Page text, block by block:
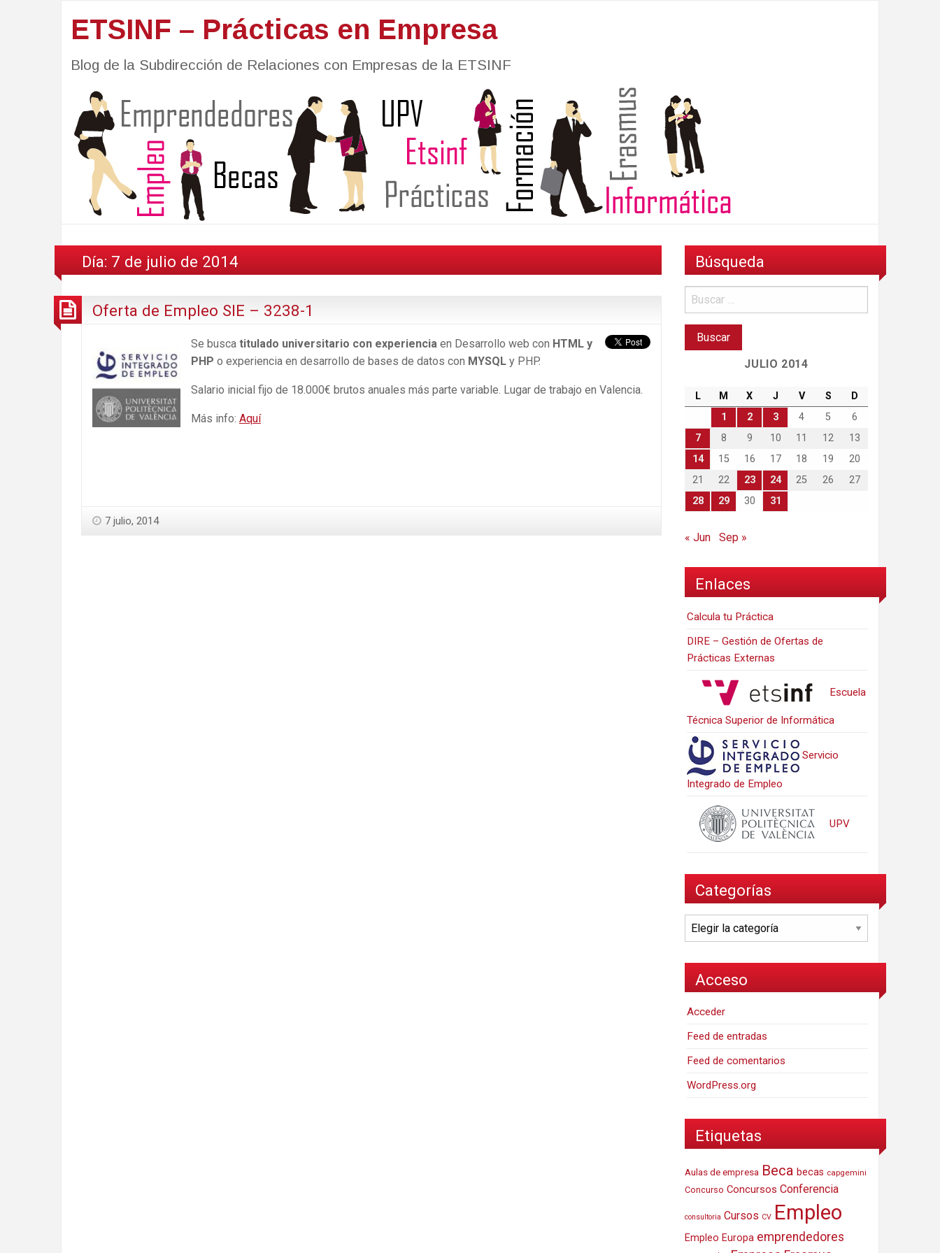
ETSINF – Prácticas en Empresa
Blog de la Subdirección de Relaciones con Empresas de la ETSINF
Día: 7 de julio de 2014
Oferta de Empleo SIE – 3238-1
Se busca titulado universitario con experiencia en Desarrollo web con HTML y
PHP o experiencia en desarrollo de bases de datos con MYSQL y PHP.
Salario inicial fijo de 18.000€ brutos anuales más parte variable. Lugar de trabajo en Valencia.
Más info: Aquí
7 julio, 2014
Búsqueda
JULIO 2014
L M X J V S
D
1
2 3 4 5
6
7
8 9 10 11 12
13
14
15 16 17 18 19
20
21
22 23 24 25 26
27
28
29 30 31
« Jun Sep »
Enlaces
Calcula tu Práctica
DIRE – Gestión de Ofertas de
Prácticas Externas
Escuela
Técnica Superior de Informática
Servicio
Integrado de Empleo
UPV
Categorías
Categorías
Acceso
Acceder
Feed de entradas
Feed de comentarios
WordPress.org
Etiquetas
Aulas de empresa Beca becas capgemini
Concurso Concursos Conferencia
consultoria Cursos CV Empleo
Empleo Europa emprendedores